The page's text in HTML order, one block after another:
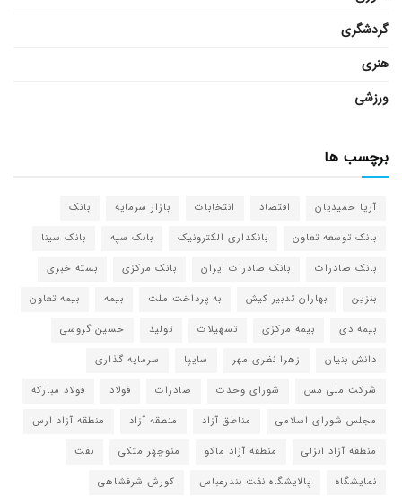
گردشگری
هنری
ورزشی
برچسب ها
آریا حمیدیان اقتصاد انتخابات بازار سرمایه
بانک
بانک توسعه تعاون
بانکداری الکترونیک بانک سپه
بانک سینا
بانک صادرات
بانک صادرات ایران بانک مرکزی
بسته خبری
بنزین
بهاران تدبیر کیش به پرداخت ملت بیمه
بیمه تعاون
بیمه دی
بیمه مرکزی تسهیلات تولید
حسین گروسی
دانش بنیان
زهرا نظری مهر سایپا
سرمایه گذاری
شرکت ملی مس
شورای وحدت صادرات فولاد
فولاد مبارکه
مجلس شورای اسلامی
مناطق آزاد منطقه آزاد
منطقه آزاد ارس
منطقه آزاد انزلی
منطقه آزاد ماکو منوچهر متکی
نفت
نمایشگاه
پالایشگاه نفت بندرعباس
کورش شرفشاهی